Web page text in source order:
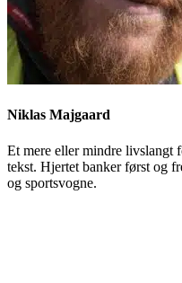
Niklas Majgaard
Et mere eller mindre livslangt
tekst. Hjertet banker først og
og sportsvogne.